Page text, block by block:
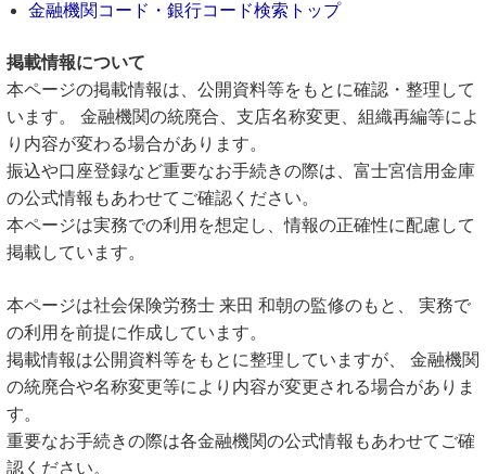
金融機関コード・銀行コード検索トップ
掲載情報について
本ページの掲載情報は、公開資料等をもとに確認・整理して
います。 金融機関の統廃合、支店名称変更、組織再編等によ
り内容が変わる場合があります。
振込や口座登録など重要なお手続きの際は、富士宮信用金庫
の公式情報もあわせてご確認ください。
本ページは実務での利用を想定し、情報の正確性に配慮して
掲載しています。
本ページは社会保険労務士 来田 和朝の監修のもと、 実務で
の利用を前提に作成しています。
掲載情報は公開資料等をもとに整理していますが、 金融機関
の統廃合や名称変更等により内容が変更される場合がありま
す。
重要なお手続きの際は各金融機関の公式情報もあわせてご確
認ください。